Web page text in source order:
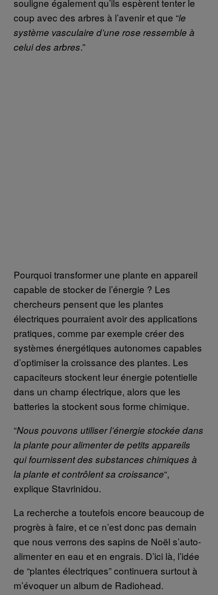
coup avec des arbres à l’avenir et que “le
système vasculaire d’une rose ressemble à
celui des arbres.”
Pourquoi transformer une plante en appareil
capable de stocker de l’énergie ? Les
chercheurs pensent que les plantes
électriques pourraient avoir des applications
pratiques, comme par exemple créer des
systèmes énergétiques autonomes capables
d’optimiser la croissance des plantes. Les
capaciteurs stockent leur énergie potentielle
dans un champ électrique, alors que les
batteries la stockent sous forme chimique.
“Nous pouvons utiliser l’énergie stockée dans
la plante pour alimenter de petits appareils
qui fournissent des substances chimiques à
la plante et contrôlent sa croissance“,
explique Stavrinidou.
La recherche a toutefois encore beaucoup de
progrès à faire, et ce n’est donc pas demain
que nous verrons des sapins de Noël s’auto-
alimenter en eau et en engrais. D’ici là, l’idée
de “plantes électriques” continuera surtout à
m’évoquer un album de Radiohead.